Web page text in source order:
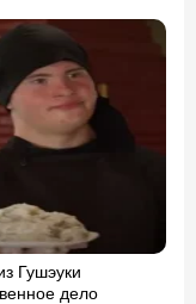
Гушэуки
дело